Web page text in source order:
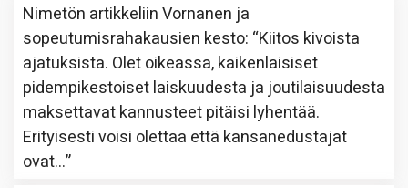
Nimetön artikkeliinVornanen ja
sopeutumisrahakausien kesto: “Kiitos kivoista
ajatuksista. Olet oikeassa, kaikenlaisiset
pidempikestoiset laiskuudesta ja joutilaisuudesta
maksettavat kannusteet pitäisi lyhentää.
Erityisesti voisi olettaa että kansanedustajat
ovat…”